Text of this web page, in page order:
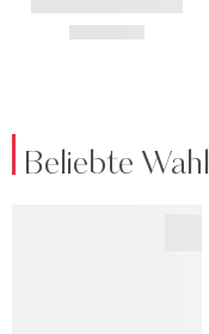
Beliebte Wahl